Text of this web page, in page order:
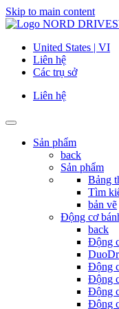
Skip to main content
United States | VI
Liên hệ
Các trụ sở
Liên hệ
Sản phẩm
back
Sản phẩm
Bảng
Tìm
bản vẽ
Động cơ
back
Động
Động
Động
Động
Động